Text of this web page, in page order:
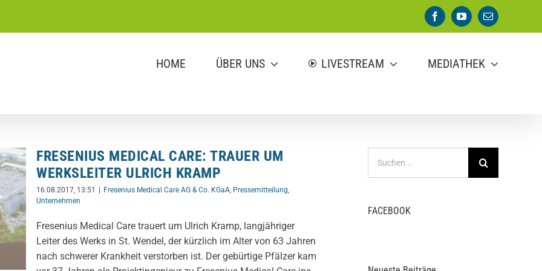
FacebookYouTube
E-
Mail
HOME ÜBER UNS LIVESTREAM MEDIATHEK
FRESENIUS MEDICAL CARE: TRAUER UM
WERKSLEITER ULRICH KRAMP
16.08.2017, 13:51 Fresenius Medical Care AG & Co. KGaA, Pressemitteilung,
Unternehmen
Fresenius Medical Care trauert um Ulrich Kramp, langjähriger
Leiter des Werks in St. Wendel, der kürzlich im Alter von 63 Jahren
nach schwerer Krankheit verstorben ist. Der gebürtige Pfälzer kam
nach:
FACEBOOK